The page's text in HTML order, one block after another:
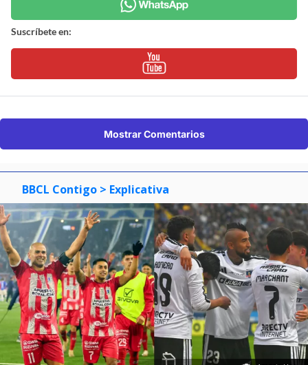
Suscríbete en:
Mostrar Comentarios
BBCL Contigo > Explicativa